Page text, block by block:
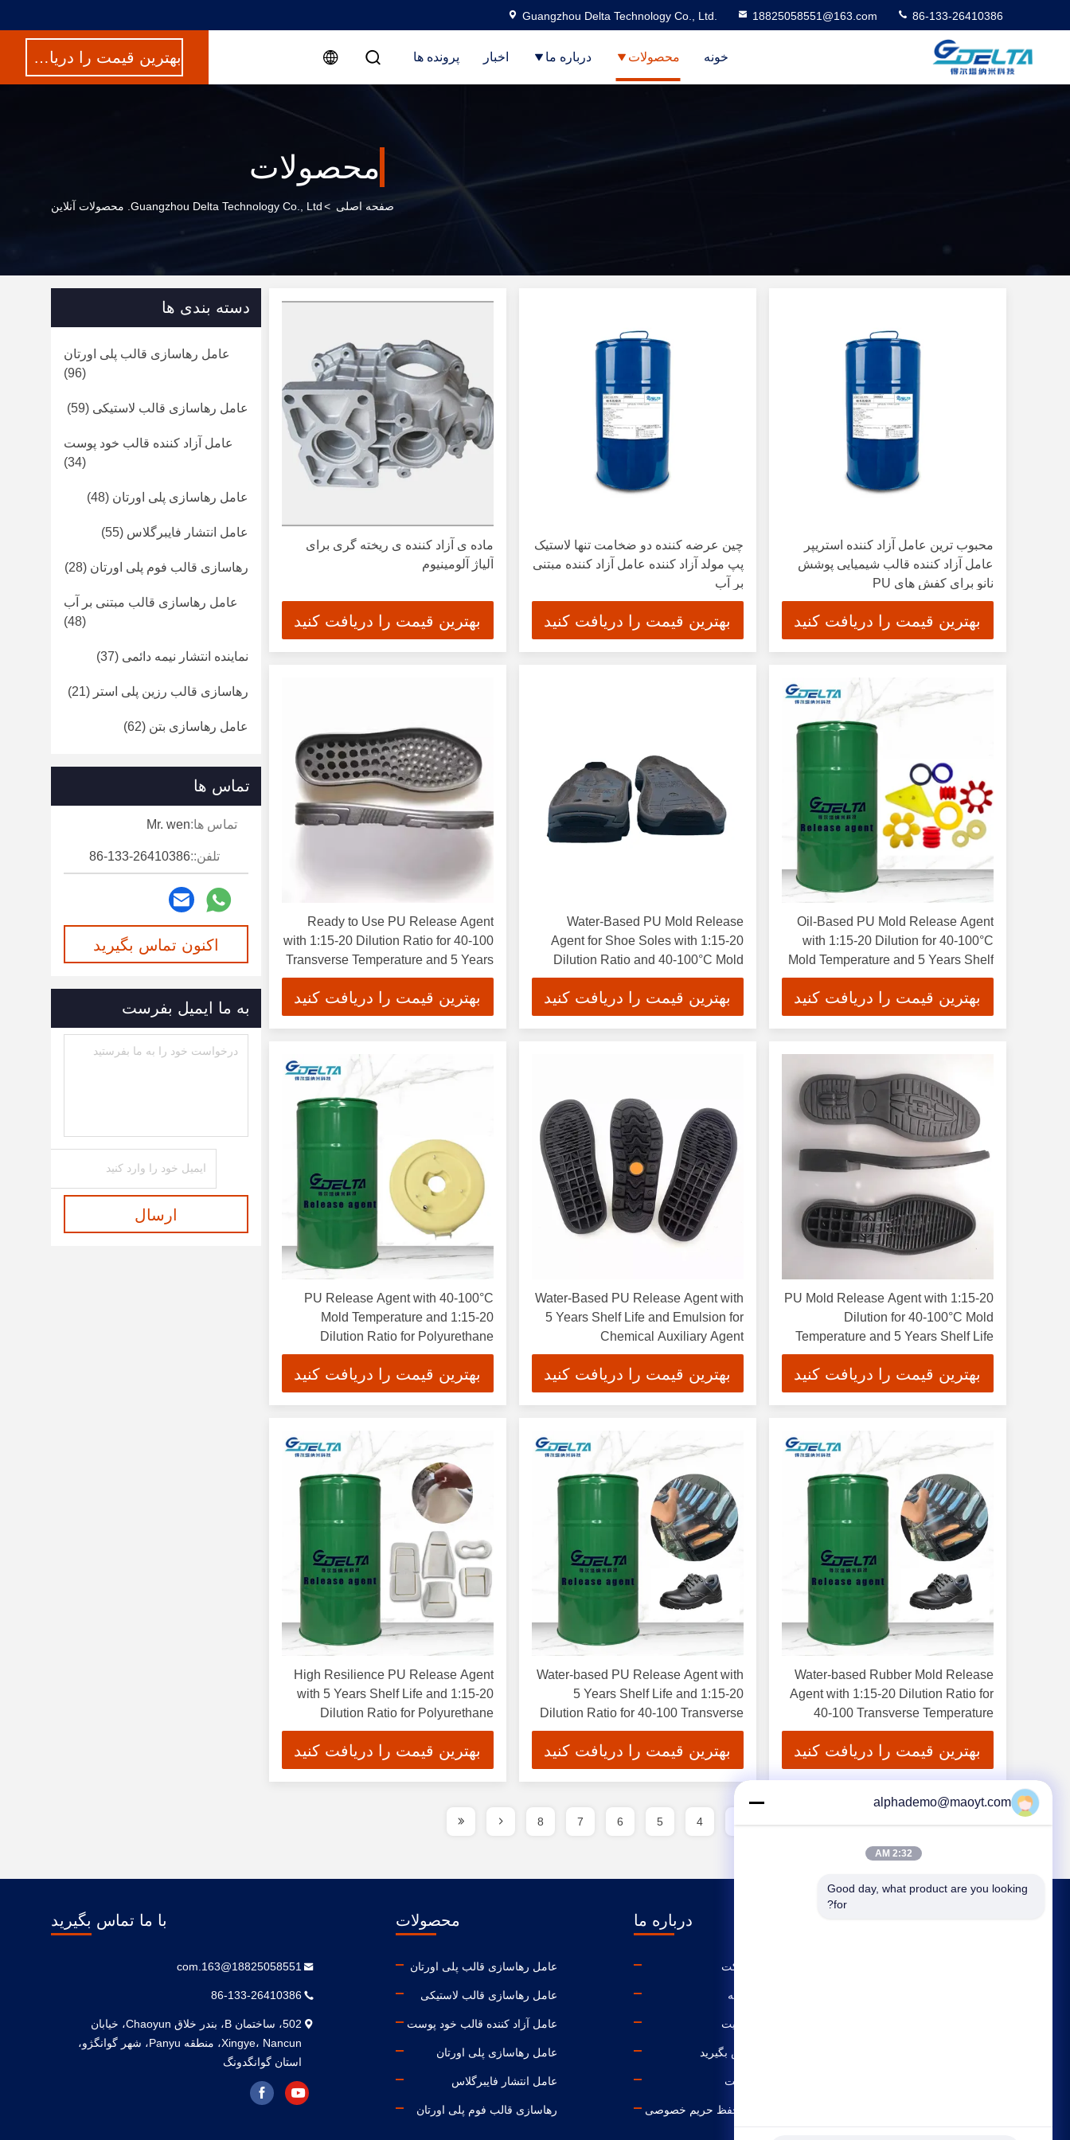
Guangzhou Delta Technology Co., Ltd. 18825058551@163.com 86-133-26410386
خونه محصولات درباره ما اخبار پرونده ها بهترین قیمت را دریافت کنید
محصولات
صفحه اصلی >Guangzhou Delta Technology Co., Ltd. محصولات آنلاین
محبوب ترین عامل آزاد کننده استریپر
عامل آزاد کننده قالب شیمیایی پوشش
نانو برای کفش های PU
بهترین قیمت را دریافت کنید
چین عرضه کننده دو ضخامت تنها لاستیک
پپ مولد آزاد کننده عامل آزاد کننده مبتنی
بر آب
بهترین قیمت را دریافت کنید
ماده ی آزاد کننده ی ریخته گری برای
آلیاژ آلومینیوم
بهترین قیمت را دریافت کنید
Oil-Based PU Mold Release Agent
with 1:15-20 Dilution for 40-100°C
Mold Temperature and 5 Years Shelf
Life
بهترین قیمت را دریافت کنید
Water-Based PU Mold Release
Agent for Shoe Soles with 1:15-20
Dilution Ratio and 40-100°C Mold
Temperature
بهترین قیمت را دریافت کنید
Ready to Use PU Release Agent
with 1:15-20 Dilution Ratio for 40-100
Transverse Temperature and 5 Years
Shelf Life
بهترین قیمت را دریافت کنید
PU Mold Release Agent with 1:15-20
Dilution for 40-100°C Mold
Temperature and 5 Years Shelf Life
بهترین قیمت را دریافت کنید
Water-Based PU Release Agent with
5 Years Shelf Life and Emulsion for
Chemical Auxiliary Agent
بهترین قیمت را دریافت کنید
PU Release Agent with 40-100°C
Mold Temperature and 1:15-20
Dilution Ratio for Polyurethane
Product Production
بهترین قیمت را دریافت کنید
Water-based Rubber Mold Release
Agent with 1:15-20 Dilution Ratio for
40-100 Transverse Temperature
Emulsion
بهترین قیمت را دریافت کنید
Water-based PU Release Agent with
5 Years Shelf Life and 1:15-20
Dilution Ratio for 40-100 Transverse
Temperature
بهترین قیمت را دریافت کنید
High Resilience PU Release Agent
with 5 Years Shelf Life and 1:15-20
Dilution Ratio for Polyurethane
Product Production
بهترین قیمت را دریافت کنید
دسته بندی ها
عامل رهاسازی قالب پلی اورتان
(96)
عامل رهاسازی قالب لاستیکی (59)
عامل آزاد کننده قالب خود پوست
(34)
عامل رهاسازی پلی اورتان (48)
عامل انتشار فایبرگلاس (55)
رهاسازی قالب فوم پلی اورتان (28)
عامل رهاسازی قالب مبتنی بر آب
(48)
نماینده انتشار نیمه دائمی (37)
رهاسازی قالب رزین پلی استر (21)
عامل رهاسازی بتن (62)
تماس ها
تماس ها:Mr. wen
تلفن::86-133-26410386
اکنون تماس بگیرید
به ما ایمیل بفرست
ارسال
4
5
6
7
8
درباره ما
نمایه شرکت
تور کارخانه
کنترل کیفیت
با ما تماس بگیرید
نقشه سایت
سیاست حفظ حریم خصوصی
محصولات
عامل رهاسازی قالب پلی اورتان
عامل رهاسازی قالب لاستیکی
عامل آزاد کننده قالب خود پوست
عامل رهاسازی پلی اورتان
عامل انتشار فایبرگلاس
رهاسازی قالب فوم پلی اورتان
با ما تماس بگیرید
18825058551@163.com
86-133-26410386
502، ساختمان B، بندر خلاق Chaoyun، خیابان
Xingye، Nancun، منطقه Panyu، شهر گوانگژو،
استان گوانگدونگ
alphademo@maoyt.com
2:32 AM
Good day, what product are you looking
for?